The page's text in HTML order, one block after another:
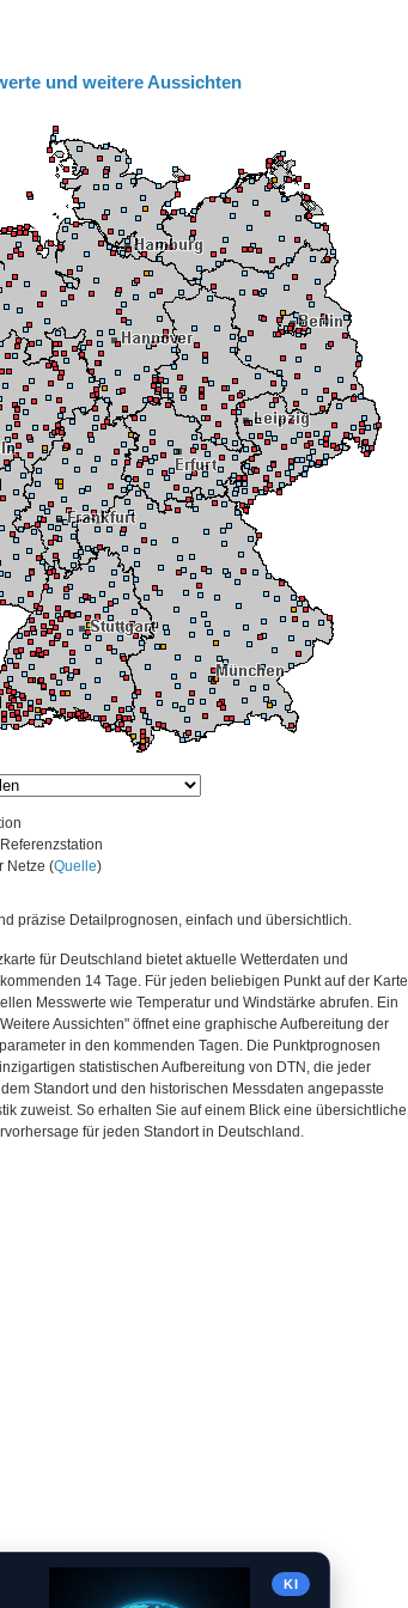
und weitere Aussichten
Netze (Quelle)
präzise Detailprognosen, einfach und übersichtlich.
für Deutschland bietet aktuelle Wetterdaten und
14 Tage. Für jeden beliebigen Punkt auf der Karte
Messwerte wie Temperatur und Windstärke abrufen. Ein
Aussichten" öffnet eine graphische Aufbereitung der
in den kommenden Tagen. Die Punktprognosen
statistischen Aufbereitung von DTN, die jeder
Standort und den historischen Messdaten angepasste
zuweist. So erhalten Sie auf einem Blick eine übersichtliche
für jeden Standort in Deutschland.
KI